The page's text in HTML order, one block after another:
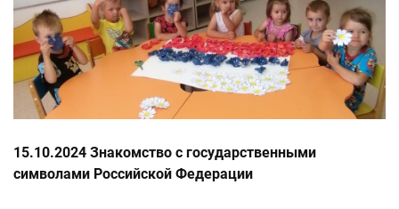
15.10.2024 Знакомство с государственными
символами Российской Федерации